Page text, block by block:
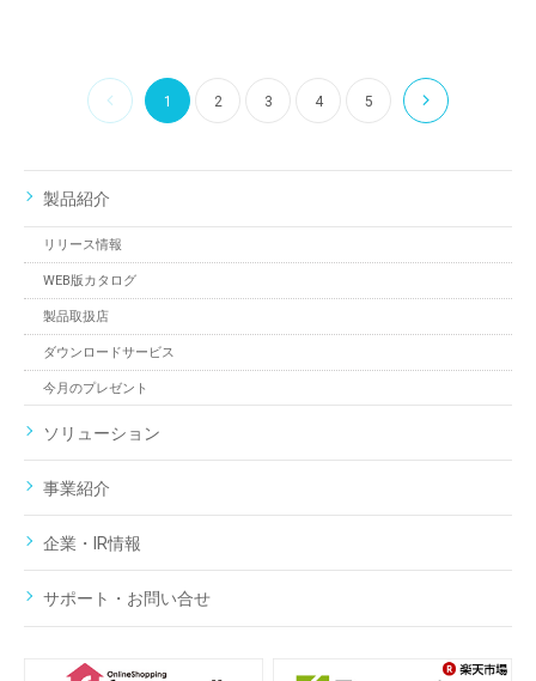
1 2 3 4 5
製品紹介
リリース情報
WEB版カタログ
製品取扱店
ダウンロードサービス
今月のプレゼント
ソリューション
事業紹介
企業・IR情報
サポート・お問い合せ